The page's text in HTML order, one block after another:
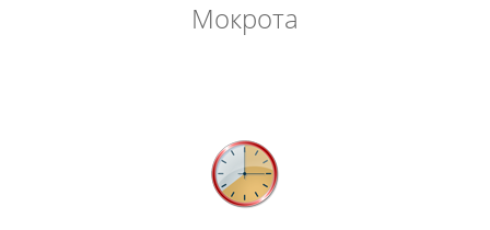
Мокрота